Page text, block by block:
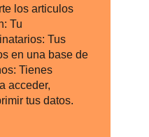
los articulos
Tu
Tus
en una base de
Tienes
acceder,
tus datos.